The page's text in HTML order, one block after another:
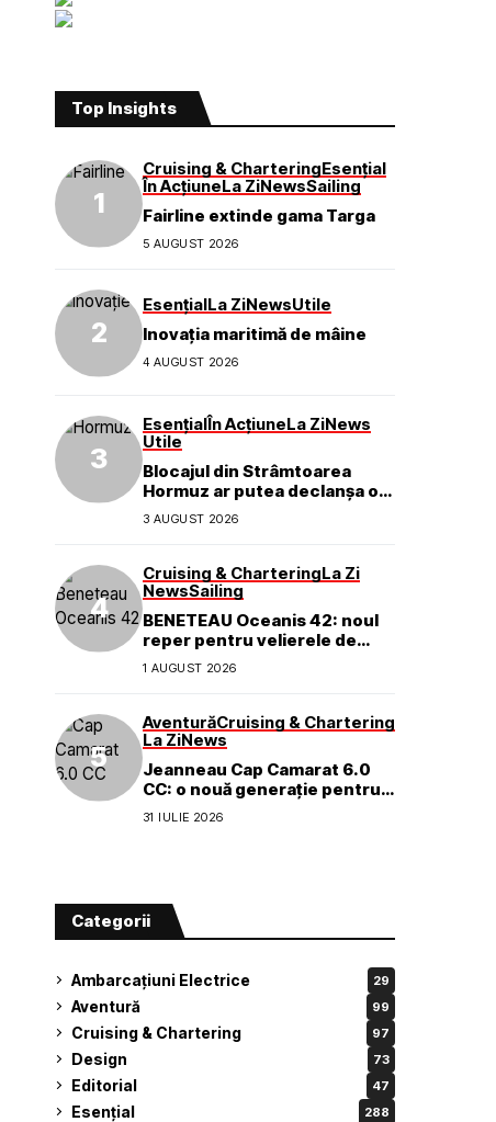
Top Insights
Cruising & CharteringEsențial
În AcțiuneLa ZiNewsSailing
Fairline extinde gama Targa
5 AUGUST 2026
EsențialLa ZiNewsUtile
Inovația maritimă de mâine
4 AUGUST 2026
EsențialÎn AcțiuneLa ZiNews
Utile
Blocajul din Strâmtoarea
Hormuz ar putea declanșa o
criză ecologică globală
3 AUGUST 2026
Cruising & CharteringLa Zi
NewsSailing
BENETEAU Oceanis 42: noul
reper pentru velierele de
croazieră de 40 de picioare
1 AUGUST 2026
AventurăCruising & Chartering
La ZiNews
Jeanneau Cap Camarat 6.0
CC: o nouă generație pentru
aventuri pe apă
31 IULIE 2026
Categorii
Ambarcațiuni Electrice 29
Aventură 99
Cruising & Chartering 97
Design 73
Editorial 47
Esențial 288